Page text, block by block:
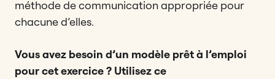
méthode de communication appropriée pour
chacune d’elles.
Vous avez besoin d’un modèle prêt à l’emploi
pour cet exercice ? Utilisez ce